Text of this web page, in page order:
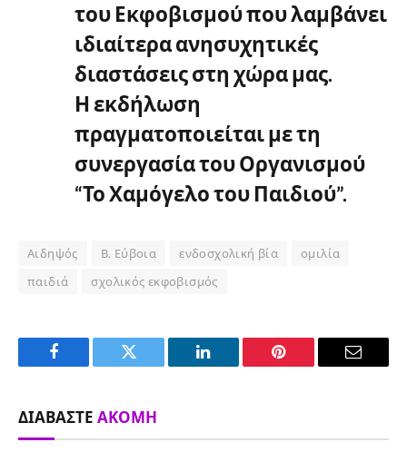
του Εκφοβισμού που λαμβάνει
ιδιαίτερα ανησυχητικές
διαστάσεις στη χώρα μας.
Η εκδήλωση
πραγματοποιείται με τη
συνεργασία του Οργανισμού
“Το Χαμόγελο του Παιδιού”.
Αιδηψός Β. Εύβοια ενδοσχολική βία
ομιλία
παιδιά
σχολικός εκφοβισμός
Facebook Twitter LinkedIn Pinterest Email
ΔΙΑΒΆΣΤΕ ΑΚΌΜΗ